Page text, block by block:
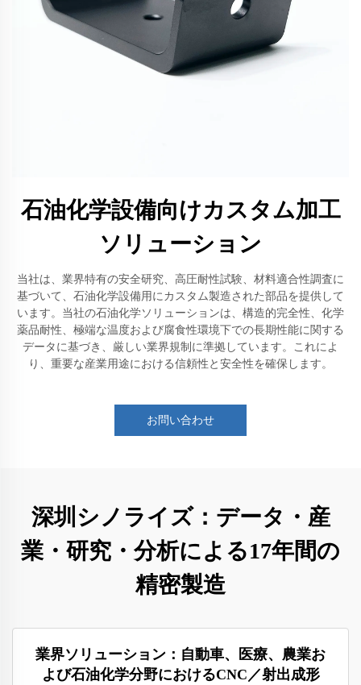
石油化学設備向けカスタム加工
ソリューション
当社は、業界特有の安全研究、高圧耐性試験、材料適合性調査に
基づいて、石油化学設備用にカスタム製造された部品を提供して
います。当社の石油化学ソリューションは、構造的完全性、化学
薬品耐性、極端な温度および腐食性環境下での長期性能に関する
データに基づき、厳しい業界規制に準拠しています。これによ
り、重要な産業用途における信頼性と安全性を確保します。
お問い合わせ
深圳シノライズ：データ・産
業・研究・分析による17年間の
精密製造
業界ソリューション：自動車、医療、農業お
よび石油化学分野におけるCNC／射出成形